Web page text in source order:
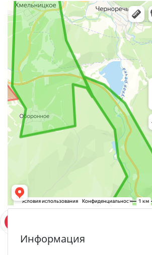
Информация